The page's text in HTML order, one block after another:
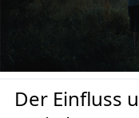
Der Einfluss